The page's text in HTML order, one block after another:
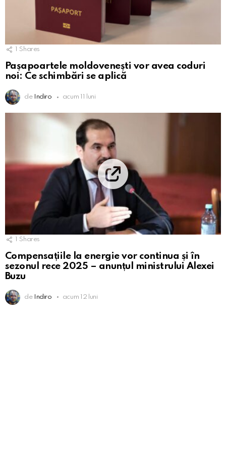
Shares
Pașapoartele moldovenești vor avea coduri
noi: Ce schimbări se aplică
de Indiro acum 11 luni
Shares
Compensațiile la energie vor continua și în
sezonul rece 2025 – anunțul ministrului Alexei
Buzu
de Indiro acum 12 luni